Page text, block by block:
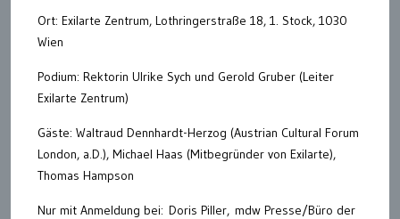
Ort: Exilarte Zentrum, Lothringerstraße 18, 1. Stock, 1030
Wien
Podium: Rektorin Ulrike Sych und Gerold Gruber (Leiter
Exilarte Zentrum)
Gäste: Waltraud Dennhardt-Herzog (Austrian Cultural Forum
London, a.D.), Michael Haas (Mitbegründer von Exilarte),
Thomas Hampson
Nur mit Anmeldung bei: Doris Piller, mdw Presse/Büro der